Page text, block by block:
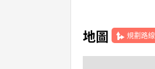
地圖 規劃路線